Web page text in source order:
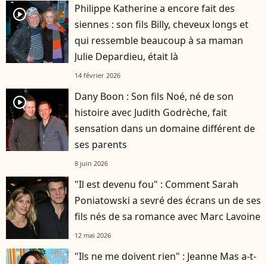
player2
Philippe Katherine a encore fait des
siennes : son fils Billy, cheveux longs et
qui ressemble beaucoup à sa maman
Julie Depardieu, était là
14 février 2026
player2
Dany Boon : Son fils Noé, né de son
histoire avec Judith Godrèche, fait
sensation dans un domaine différent de
ses parents
8 juin 2026
"Il est devenu fou" : Comment Sarah
Poniatowski a sevré des écrans un de ses
fils nés de sa romance avec Marc Lavoine
12 mai 2026
"Ils ne me doivent rien" : Jeanne Mas a-t-